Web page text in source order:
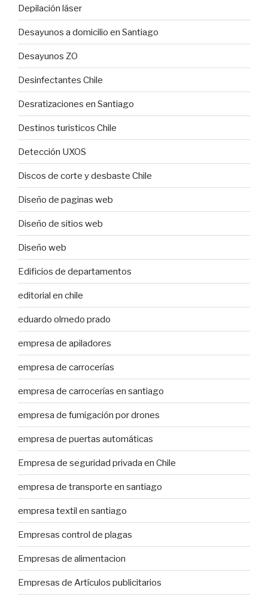
Depilación láser
Desayunos a domicilio en Santiago
Desayunos ZO
Desinfectantes Chile
Desratizaciones en Santiago
Destinos turisticos Chile
Detección UXOS
Discos de corte y desbaste Chile
Diseño de paginas web
Diseño de sitios web
Diseño web
Edificios de departamentos
editorial en chile
eduardo olmedo prado
empresa de apiladores
empresa de carrocerías
empresa de carrocerías en santiago
empresa de fumigación por drones
empresa de puertas automáticas
Empresa de seguridad privada en Chile
empresa de transporte en santiago
empresa textil en santiago
Empresas control de plagas
Empresas de alimentacion
Empresas de Artículos publicitarios